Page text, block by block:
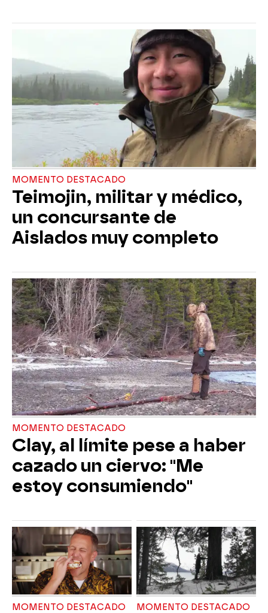
MOMENTO DESTACADO
Teimojin, militar y médico,
un concursante de
Aislados muy completo
MOMENTO DESTACADO
Clay, al límite pese a haber
cazado un ciervo: "Me
estoy consumiendo"
MOMENTO DESTACADO MOMENTO DESTACADO